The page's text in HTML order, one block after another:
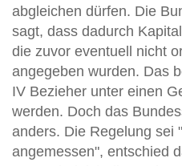
abgleichen dürfen. Die
sagt, dass dadurch
die zuvor eventuell nicht
angegeben wurden. Das
IV Bezieher unter einen
werden. Doch das
anders. Die Regelung sei
angemessen", entschied